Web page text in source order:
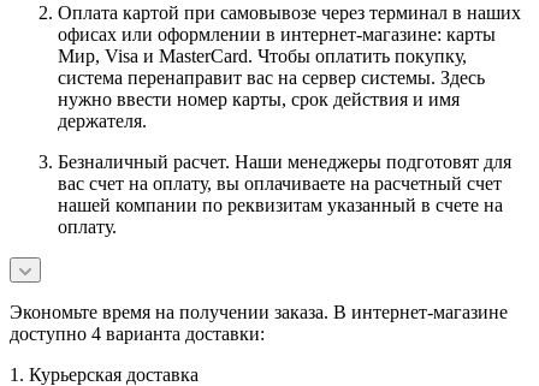
Оплата картой при самовывозе через терминал в наших
офисах или оформлении в интернет-магазине: карты
Мир, Visa и MasterCard. Чтобы оплатить покупку,
система перенаправит вас на сервер системы. Здесь
нужно ввести номер карты, срок действия и имя
держателя.
Безналичный расчет. Наши менеджеры подготовят для
вас счет на оплату, вы оплачиваете на расчетный счет
нашей компании по реквизитам указанный в счете на
оплату.
Экономьте время на получении заказа. В интернет-магазине
доступно 4 варианта доставки:
1. Курьерская доставка